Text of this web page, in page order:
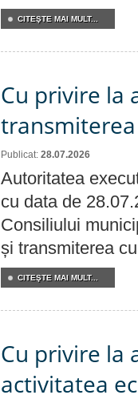
CITEŞTE MAI MULT...
Cu privire la
Publicat: 28.07.2026
Autoritatea
cu data de
Consiliului
și transmiterea
CITEŞTE MAI MULT...
Cu privire la
activitatea